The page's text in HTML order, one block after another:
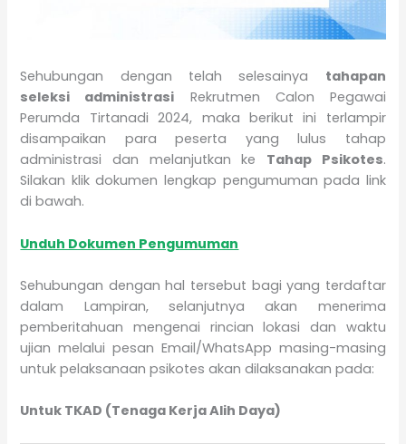
Sehubungan dengan telah selesainya tahapan
seleksi administrasi Rekrutmen Calon Pegawai
Perumda Tirtanadi 2024, maka berikut ini terlampir
disampaikan para peserta yang lulus tahap
administrasi dan melanjutkan ke Tahap Psikotes.
Silakan klik dokumen lengkap pengumuman pada link
di bawah.
Unduh Dokumen Pengumuman
Sehubungan dengan hal tersebut bagi yang terdaftar
dalam Lampiran, selanjutnya akan menerima
pemberitahuan mengenai rincian lokasi dan waktu
ujian melalui pesan Email/WhatsApp masing-masing
untuk pelaksanaan psikotes akan dilaksanakan pada:
Untuk TKAD (Tenaga Kerja Alih Daya)